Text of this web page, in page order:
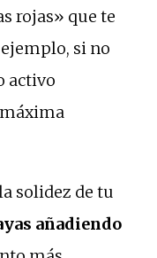
rojas» que te
si no
activo
solidez de tu
añadiendo